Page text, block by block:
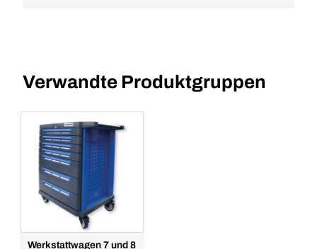
Verwandte Produktgruppen
Werkstattwagen 7 und 8